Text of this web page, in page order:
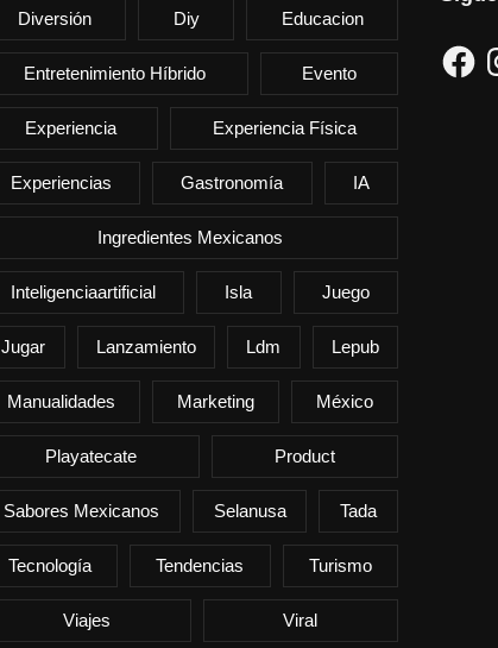
Diversión Diy Educacion
Entretenimiento Híbrido Evento
Experiencia Experiencia Física
Experiencias Gastronomía IA
Ingredientes Mexicanos
Inteligenciaartificial Isla Juego
Jugar Lanzamiento Ldm Lepub
Manualidades Marketing México
Playatecate Product
Sabores Mexicanos Selanusa Tada
Tecnología Tendencias Turismo
Viajes Viral